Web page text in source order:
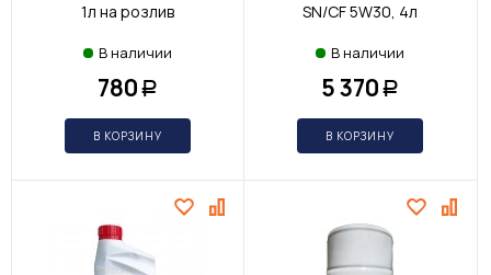
1л на розлив
В наличии
780 Р
В КОРЗИНУ
SN/CF 5W30, 4л
В наличии
5 370 Р
В КОРЗИНУ